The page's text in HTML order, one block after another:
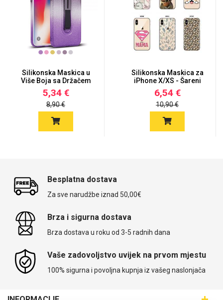
Silikonska Maskica u
Više Boja sa Držačem
iPho...
5,34 €
8,90 €
Silikonska Maskica za
iPhone X/XS - Šareni
mot...
6,54 €
10,90 €
Besplatna dostava
Za sve narudžbe iznad 50,00€
Brza i sigurna dostava
Brza dostava u roku od 3-5 radnih dana
Vaše zadovoljstvo uvijek na prvom mjestu
100% sigurna i povoljna kupnja iz vašeg naslonjača